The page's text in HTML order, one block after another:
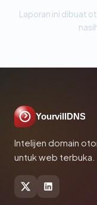
Laporan ini dibuat
YourvillDNS
Intelijen domain
untuk web terbuka.